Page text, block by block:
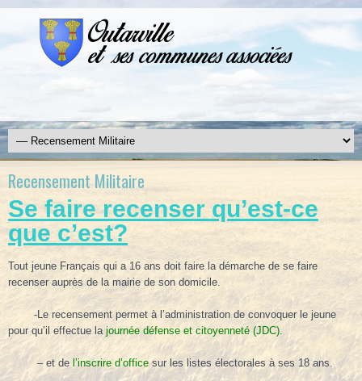
Recensement Militaire
Se faire recenser qu’est-ce
que c’est?
Tout jeune Français qui a 16 ans doit faire la démarche de se faire
recenser auprès de la mairie de son domicile.
-Le recensement permet à l’administration de convoquer le jeune
pour qu’il effectue la journée défense et citoyenneté (JDC).
– et de l’inscrire d’officesur les listes électorales à ses 18 ans.